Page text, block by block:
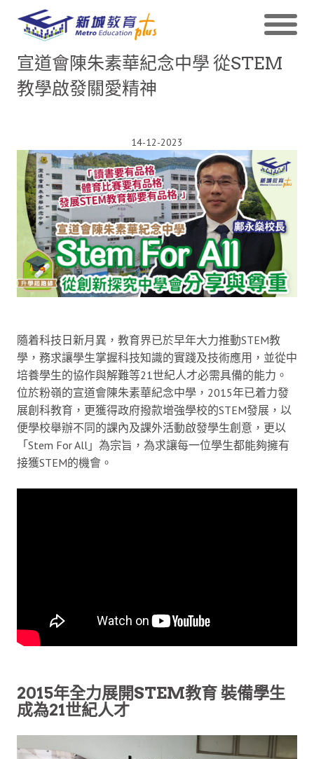
宣道會陳朱素華紀念中學 從STEM
教學啟發關愛精神
14-12-2023
隨着科技日新月異，教育界已於早年大力推動STEM教
學，務求讓學生掌握科技知識的實踐及技術應用，並從中
培養學生的協作與解難等21世紀人才必需具備的能力。
位於粉嶺的宣道會陳朱素華紀念中學，2015年已着力發
展創科教育，更獲得政府撥款增強學校的STEM發展，以
便學校舉辦不同的課內及課外活動啟發學生創意，更以
「Stem For All」為宗旨，為求讓每一位學生都能夠擁有
接獲STEM的機會。
2015年全力展開STEM教育 裝備學生
成為21世紀人才